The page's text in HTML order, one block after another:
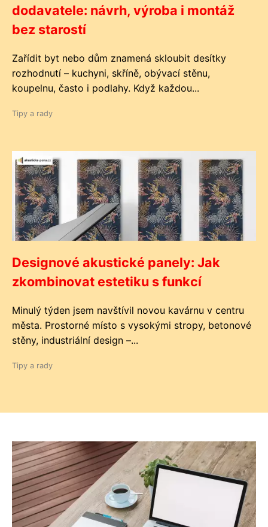
dodavatele: návrh, výroba i montáž
bez starostí
Zařídit byt nebo dům znamená skloubit desítky
rozhodnutí – kuchyni, skříně, obývací stěnu,
koupelnu, často i podlahy. Když každou...
Tipy a rady
Designové akustické panely: Jak
zkombinovat estetiku s funkcí
Minulý týden jsem navštívil novou kavárnu v centru
města. Prostorné místo s vysokými stropy, betonové
stěny, industriální design –...
Tipy a rady